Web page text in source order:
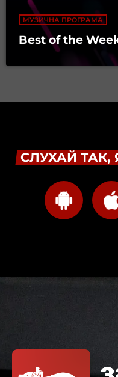
МУЗИЧНА ПРОГРАМА
Best of the
СЛУХАЙ ТАК,